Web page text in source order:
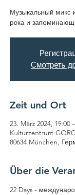
Музыкальный микс
рока и
Смотреть
Zeit und Ort
23. März 2024, 19:00
Kulturzentrum
80634 München,
Über die
22 Days -